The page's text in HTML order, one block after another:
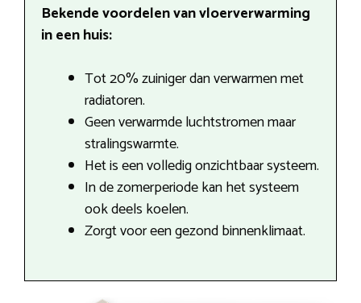
Bekende voordelen van vloerverwarming
in een huis:
Tot 20% zuiniger dan verwarmen met
radiatoren.
Geen verwarmde luchtstromen maar
stralingswarmte.
Het is een volledig onzichtbaar systeem.
In de zomerperiode kan het systeem
ook deels koelen.
Zorgt voor een gezond binnenklimaat.